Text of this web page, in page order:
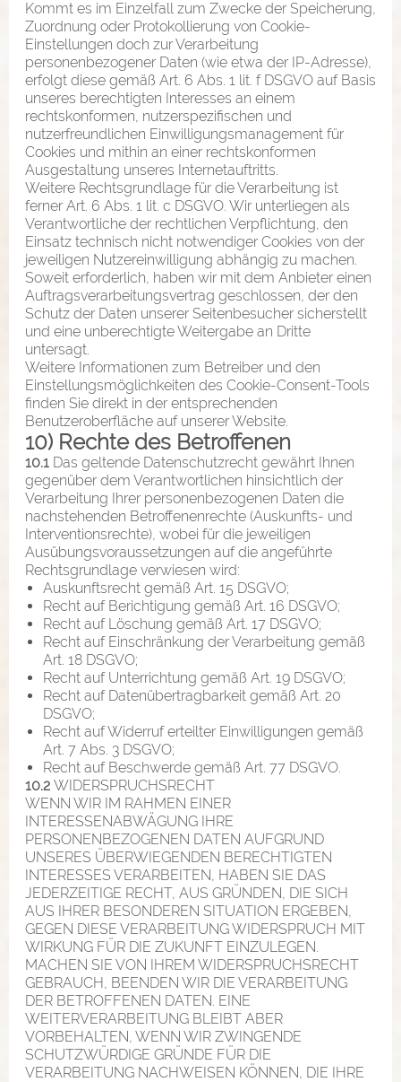
Kommt es im Einzelfall zum Zwecke der Speicherung,
Zuordnung oder Protokollierung von Cookie-
Einstellungen doch zur Verarbeitung
personenbezogener Daten (wie etwa der IP-Adresse),
erfolgt diese gemäß Art. 6 Abs. 1 lit. f DSGVO auf Basis
unseres berechtigten Interesses an einem
rechtskonformen, nutzerspezifischen und
nutzerfreundlichen Einwilligungsmanagement für
Cookies und mithin an einer rechtskonformen
Ausgestaltung unseres Internetauftritts.
Weitere Rechtsgrundlage für die Verarbeitung ist
ferner Art. 6 Abs. 1 lit. c DSGVO. Wir unterliegen als
Verantwortliche der rechtlichen Verpflichtung, den
Einsatz technisch nicht notwendiger Cookies von der
jeweiligen Nutzereinwilligung abhängig zu machen.
Soweit erforderlich, haben wir mit dem Anbieter einen
Auftragsverarbeitungsvertrag geschlossen, der den
Schutz der Daten unserer Seitenbesucher sicherstellt
und eine unberechtigte Weitergabe an Dritte
untersagt.
Weitere Informationen zum Betreiber und den
Einstellungsmöglichkeiten des Cookie-Consent-Tools
finden Sie direkt in der entsprechenden
Benutzeroberfläche auf unserer Website.
10) Rechte des Betroffenen
10.1 Das geltende Datenschutzrecht gewährt Ihnen
gegenüber dem Verantwortlichen hinsichtlich der
Verarbeitung Ihrer personenbezogenen Daten die
nachstehenden Betroffenenrechte (Auskunfts- und
Interventionsrechte), wobei für die jeweiligen
Ausübungsvoraussetzungen auf die angeführte
Rechtsgrundlage verwiesen wird:
Auskunftsrecht gemäß Art. 15 DSGVO;
Recht auf Berichtigung gemäß Art. 16 DSGVO;
Recht auf Löschung gemäß Art. 17 DSGVO;
Recht auf Einschränkung der Verarbeitung gemäß
Art. 18 DSGVO;
Recht auf Unterrichtung gemäß Art. 19 DSGVO;
Recht auf Datenübertragbarkeit gemäß Art. 20
DSGVO;
Recht auf Widerruf erteilter Einwilligungen gemäß
Art. 7 Abs. 3 DSGVO;
Recht auf Beschwerde gemäß Art. 77 DSGVO.
10.2 WIDERSPRUCHSRECHT
WENN WIR IM RAHMEN EINER
INTERESSENABWÄGUNG IHRE
PERSONENBEZOGENEN DATEN AUFGRUND
UNSERES ÜBERWIEGENDEN BERECHTIGTEN
INTERESSES VERARBEITEN, HABEN SIE DAS
JEDERZEITIGE RECHT, AUS GRÜNDEN, DIE SICH
AUS IHRER BESONDEREN SITUATION ERGEBEN,
GEGEN DIESE VERARBEITUNG WIDERSPRUCH MIT
WIRKUNG FÜR DIE ZUKUNFT EINZULEGEN.
MACHEN SIE VON IHREM WIDERSPRUCHSRECHT
GEBRAUCH, BEENDEN WIR DIE VERARBEITUNG
DER BETROFFENEN DATEN. EINE
WEITERVERARBEITUNG BLEIBT ABER
VORBEHALTEN, WENN WIR ZWINGENDE
SCHUTZWÜRDIGE GRÜNDE FÜR DIE
VERARBEITUNG NACHWEISEN KÖNNEN, DIE IHRE